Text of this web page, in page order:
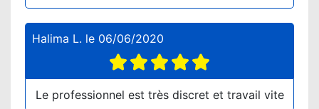
Halima L. le 06/06/2020
Le professionnel est très discret et travail vite